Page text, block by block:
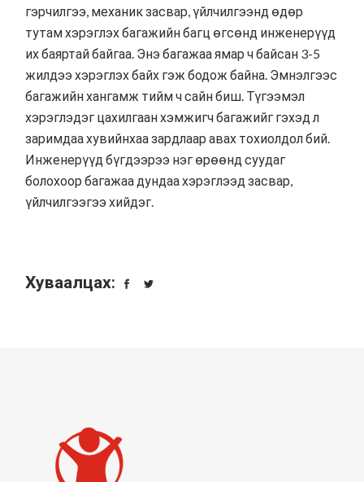
гэрчилгээ, механик засвар, үйлчилгээнд өдөр
тутам хэрэглэх багажийн багц өгсөнд инженерүүд
их баяртай байгаа. Энэ багажаа ямар ч байсан 3-5
жилдээ хэрэглэх байх гэж бодож байна. Эмнэлгээс
багажийн хангамж тийм ч сайн биш. Түгээмэл
хэрэглэдэг цахилгаан хэмжигч багажийг гэхэд л
заримдаа хувийнхаа зардлаар авах тохиолдол бий.
Инженерүүд бүгдээрээ нэг өрөөнд суудаг
болохоор багажаа дундаа хэрэглээд засвар,
үйлчилгээгээ хийдэг.
Хуваалцах: